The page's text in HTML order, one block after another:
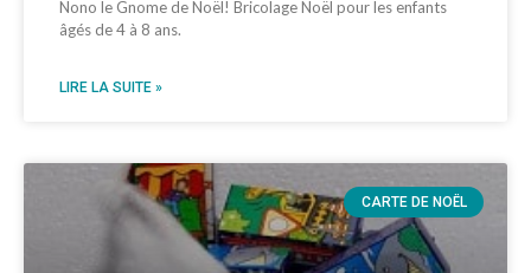
Nono le Gnome de Noël! Bricolage Noël pour les enfants
âgés de 4 à 8 ans.
LIRE LA SUITE »
CARTE DE NOËL